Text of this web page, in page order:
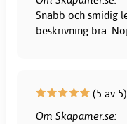
Snabb och smidig
beskrivning bra.
(5 av
Om Skapamer.se: